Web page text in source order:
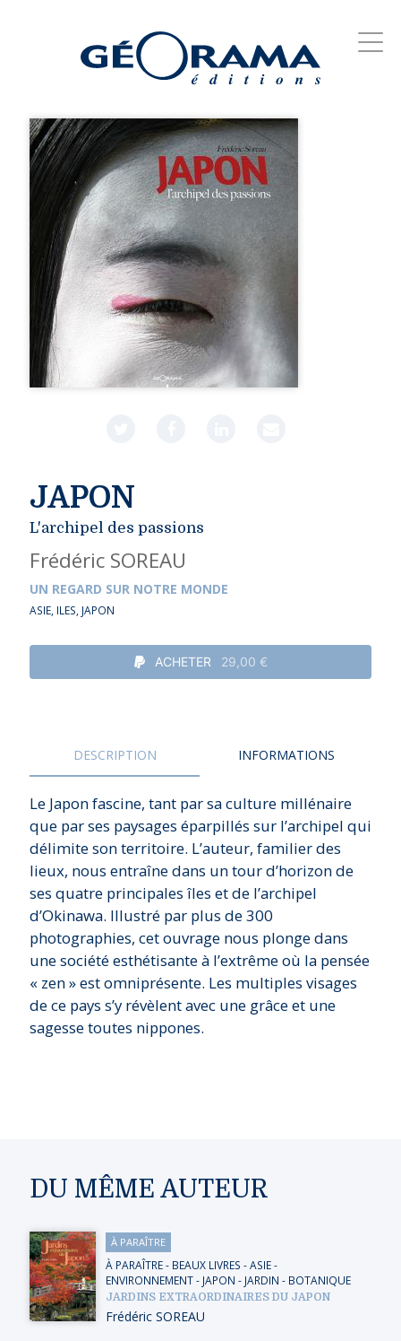
JAPON
L'archipel des passions
Frédéric SOREAU
UN REGARD SUR NOTRE MONDE
ASIE, ILES, JAPON
ACHETER 29,00 €
DESCRIPTION INFORMATIONS
Le Japon fascine, tant par sa culture millénaire
que par ses paysages éparpillés sur l’archipel qui
délimite son territoire. L’auteur, familier des
lieux, nous entraîne dans un tour d’horizon de
ses quatre principales îles et de l’archipel
d’Okinawa. Illustré par plus de 300
photographies, cet ouvrage nous plonge dans
une société esthétisante à l’extrême où la pensée
« zen » est omniprésente. Les multiples visages
de ce pays s’y révèlent avec une grâce et une
sagesse toutes nippones.
DU MÊME AUTEUR
À PARAÎTRE
À PARAÎTRE- BEAUX LIVRES -ASIE-
ENVIRONNEMENT- JAPON - JARDIN - BOTANIQUE
JARDINS EXTRAORDINAIRES DU JAPON
Frédéric SOREAU